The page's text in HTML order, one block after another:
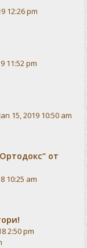
12:26 pm
11:52 pm
15, 2019 10:50 am
от
10:25 am
2:50 pm